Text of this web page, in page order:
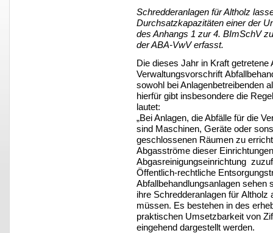
Schredderanlagen für Altholz
Durchsatzkapazitäten einer der
des Anhangs 1 zur 4. BImSchV
der ABA-VwV erfasst.
Die dieses Jahr in Kraft getretene
Verwaltungsvorschrift
sowohl bei Anlagenbetreibenden
hierfür gibt insbesondere die
lautet:
„Bei Anlagen, die Abfälle für die
sind Maschinen, Geräte oder
geschlossenen Räumen zu
Abgasströme dieser
Abgasreinigungseinrichtung
Öffentlich-rechtliche
Abfallbehandlungsanlagen sehen
ihre Schredderanlagen für Altholz
müssen. Es bestehen in des
praktischen Umsetzbarkeit von
eingehend dargestellt werden.